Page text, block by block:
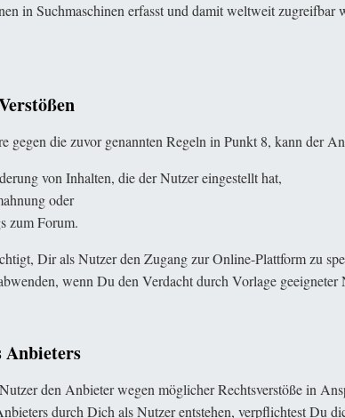
in Suchmaschinen erfasst und damit weltweit
gegen die zuvor genannten Regeln in Punkt 8, kann der
von Inhalten, die der Nutzer eingestellt hat,
oder
zum Forum.
Dir als Nutzer den Zugang zur Online-Plattform zu
wenn Du den Verdacht durch Vorlage geeigneter
Anbieters
den Anbieter wegen möglicher Rechtsverstöße in
durch Dich als Nutzer entstehen, verpflichtest Du